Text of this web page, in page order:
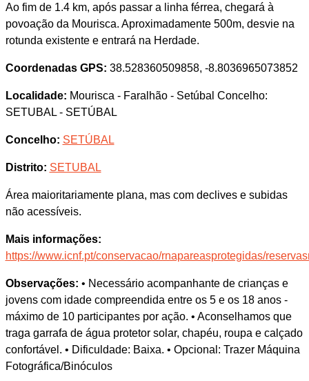
Ao fim de 1.4 km, após passar a linha férrea, chegará à
povoação da Mourisca. Aproximadamente 500m, desvie na
rotunda existente e entrará na Herdade.
Coordenadas GPS: 38.528360509858, -8.8036965073852
Localidade: Mourisca - Faralhão - Setúbal Concelho:
SETUBAL - SETÚBAL
Concelho: SETÚBAL
Distrito: SETUBAL
Área maioritariamente plana, mas com declives e subidas
não acessíveis.
Mais informações:
https://www.icnf.pt/conservacao/rnapareasprotegidas/
Observações: • Necessário acompanhante de crianças e
jovens com idade compreendida entre os 5 e os 18 anos -
máximo de 10 participantes por ação. • Aconselhamos que
traga garrafa de água protetor solar, chapéu, roupa e calçado
confortável. • Dificuldade: Baixa. • Opcional: Trazer Máquina
Fotográfica/Binóculos